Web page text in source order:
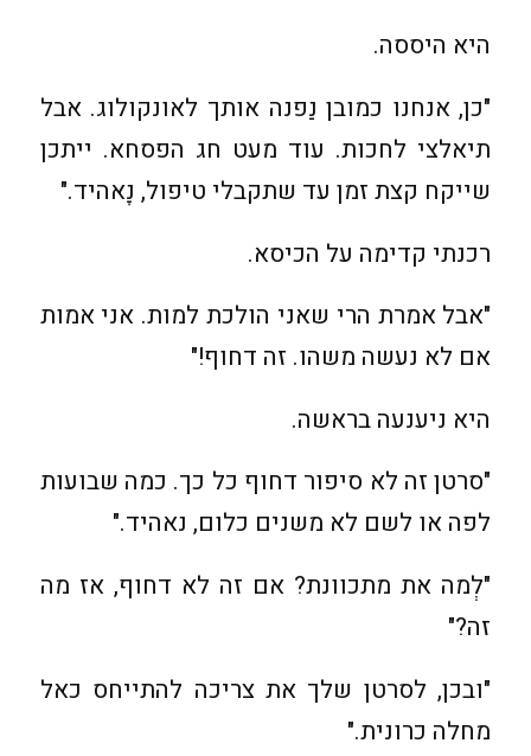
היא היססה.
"כן, אנחנו כמובן נַפנה אותך לאונקולוג. אבל
תיאלצי לחכות. עוד מעט חג הפסחא. ייתכן
שייקח קצת זמן עד שתקבלי טיפול, נָאהיד."
רכנתי קדימה על הכיסא.
"אבל אמרת הרי שאני הולכת למות. אני אמות
אם לא נעשה משהו. זה דחוף!"
היא ניענעה בראשה.
"סרטן זה לא סיפור דחוף כל כך. כמה שבועות
לפה או לשם לא משנים כלום, נאהיד."
"לְמה את מתכוונת? אם זה לא דחוף, אז מה
זה?"
"ובכן, לסרטן שלך את צריכה להתייחס כאל
מחלה כרונית."